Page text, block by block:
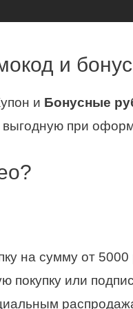
и
и Бонусные
при
на сумму от
покупку или